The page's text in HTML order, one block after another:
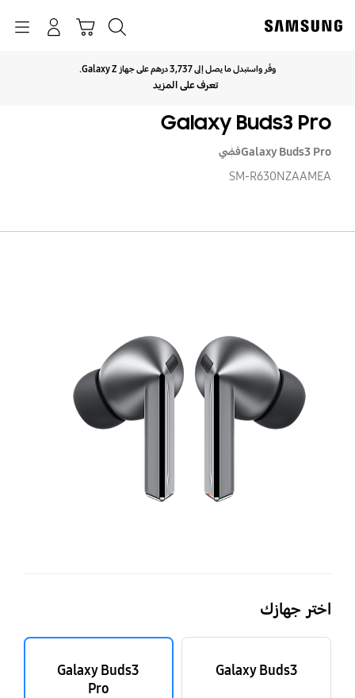
وفّر واستبدل ما يصل إلى 3,737 درهم على جهاز Galaxy Z.
تعرف على المزيد
Galaxy Buds3 Pro
Galaxy Buds3 Proفضي
SM-R630NZAAMEA
اختر جهازك
Galaxy Buds3
Galaxy Buds3
Pro